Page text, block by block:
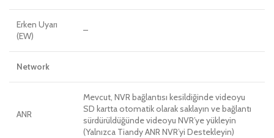
Erken Uyarı
(EW)
–
Network
ANR
Mevcut, NVR bağlantısı kesildiğinde videoyu
SD kartta otomatik olarak saklayın ve bağlantı
sürdürüldüğünde videoyu NVR’ye yükleyin
(Yalnızca Tiandy ANR NVR’yi Destekleyin)